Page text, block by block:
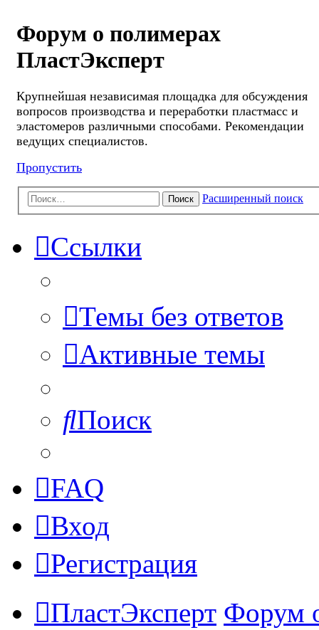
Форум о полимерах
ПластЭксперт
Крупнейшая независимая площадка для обсуждения
вопросов производства и переработки пластмасс и
эластомеров различными способами. Рекомендации
ведущих специалистов.
Пропустить
Поиск Расширенный поиск
Ссылки
Темы без ответов
Активные темы
Поиск
FAQ
Вход
Регистрация
ПластЭксперт Форум